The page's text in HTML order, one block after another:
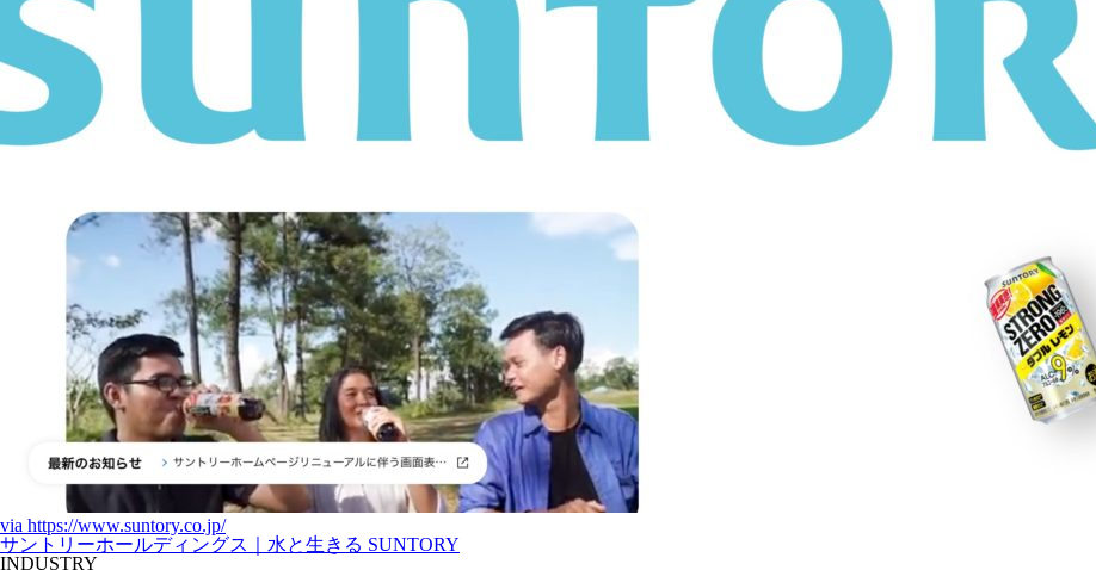
via https://www.suntory.co.jp/
サントリーホールディングス｜水と生きる SUNTORY
INDUSTRY